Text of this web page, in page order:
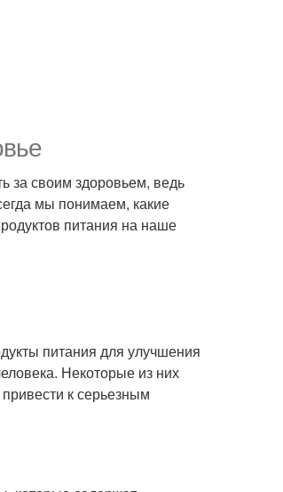
за своим здоровьем, ведь
мы понимаем, какие
питания на наше
питания для улучшения
Некоторые из них
к серьезным